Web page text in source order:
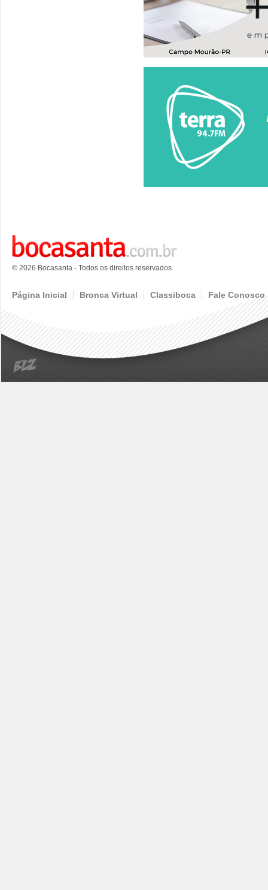
© 2026 Bocasanta - Todos os direitos reservados.
Página Inicial Bronca Virtual Classiboca Fale Conosco